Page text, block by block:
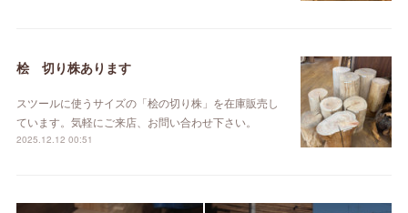
桧 切り株あります
スツールに使うサイズの「桧の切り株」を在庫販売し
ています。気軽にご来店、お問い合わせ下さい。
2025.12.12 00:51